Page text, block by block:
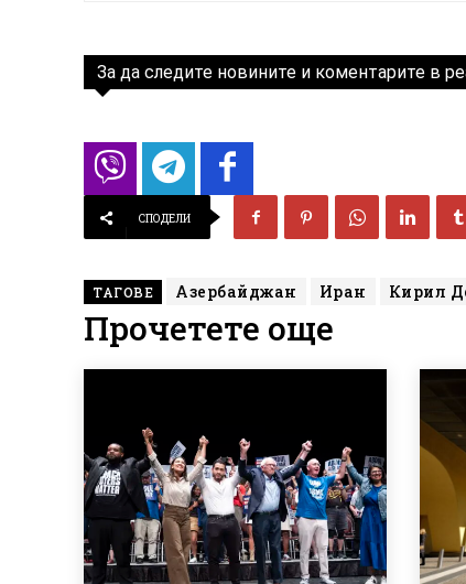
За да следите новините и коментарите в
СПОДЕЛИ
ТАГОВЕ Азербайджан Иран Кирил
Прочетете още